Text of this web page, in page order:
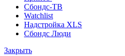
Сбондс-ТВ
Watchlist
Надстройка XLS
Сбондс Люди
Закрыть